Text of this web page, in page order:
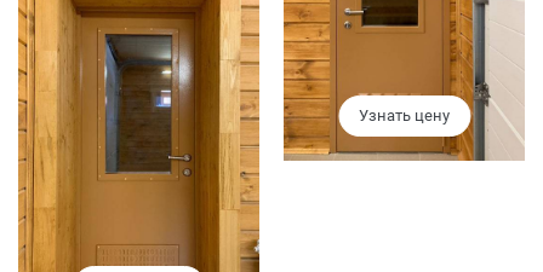
Узнать цену